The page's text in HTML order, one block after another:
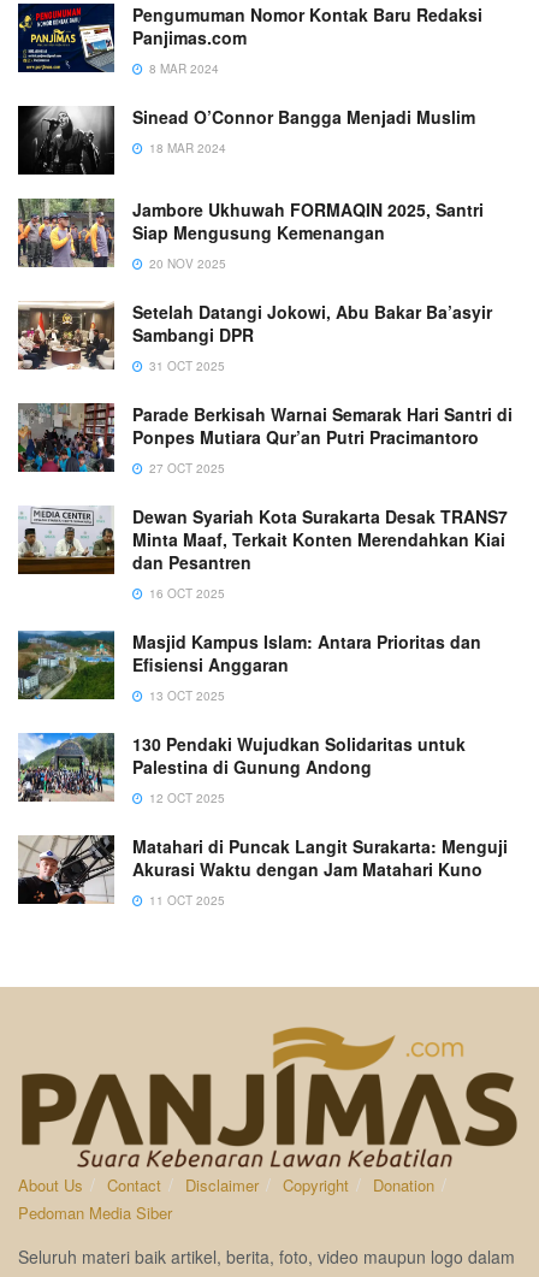
Pengumuman Nomor Kontak Baru Redaksi
Panjimas.com
8 MAR 2024
Sinead O’Connor Bangga Menjadi Muslim
18 MAR 2024
Jambore Ukhuwah FORMAQIN 2025, Santri
Siap Mengusung Kemenangan
20 NOV 2025
Setelah Datangi Jokowi, Abu Bakar Ba’asyir
Sambangi DPR
31 OCT 2025
Parade Berkisah Warnai Semarak Hari Santri di
Ponpes Mutiara Qur’an Putri Pracimantoro
27 OCT 2025
Dewan Syariah Kota Surakarta Desak TRANS7
Minta Maaf, Terkait Konten Merendahkan Kiai
dan Pesantren
16 OCT 2025
Masjid Kampus Islam: Antara Prioritas dan
Efisiensi Anggaran
13 OCT 2025
130 Pendaki Wujudkan Solidaritas untuk
Palestina di Gunung Andong
12 OCT 2025
Matahari di Puncak Langit Surakarta: Menguji
Akurasi Waktu dengan Jam Matahari Kuno
11 OCT 2025
About Us Contact Disclaimer Copyright
Donation
Pedoman Media Siber
Seluruh materi baik artikel, berita, foto, video maupun logo dalam